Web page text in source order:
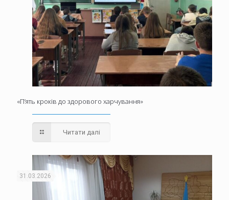
«П’ять кроків до здорового харчування»
Читати далі
31.03.2026